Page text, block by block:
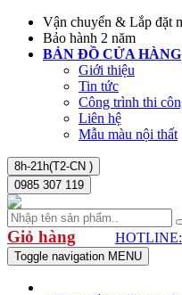
Vận chuyển & Lắp đặt
Bảo hành 2 năm
BẢN ĐỒ CỬA HÀNG
Giới thiệu
Tin tức
Công trình thi
Liên hệ
Mẫu màu nội thất
8h-21h(T2-CN )
0985 307 119
Giỏ hàng HOTLINE:
Toggle navigation MENU